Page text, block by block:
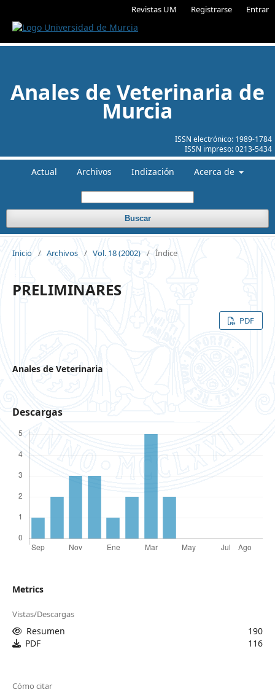
Revistas UM Registrarse Entrar
ISSN electrónico: 1989-1784
ISSN impreso:0213-5434
Anales de Veterinaria de
Murcia
Actual Archivos Indización Acerca de
Buscar
Inicio / Archivos / Vol. 18 (2002) / Índice
PRELIMINARES
PDF
Anales de Veterinaria
Descargas
Metrics
Vistas/Descargas
Resumen
190
PDF
116
Cómo citar